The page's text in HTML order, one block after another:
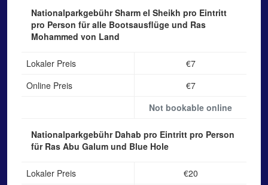
Nationalparkgebühr Sharm el Sheikh pro Eintritt
pro Person für alle Bootsausflüge und Ras
Mohammed von Land
Lokaler Preis
€7
Online Preis
€7
Not bookable online
Nationalparkgebühr Dahab pro Eintritt pro Person
für Ras Abu Galum und Blue Hole
Lokaler Preis
€20